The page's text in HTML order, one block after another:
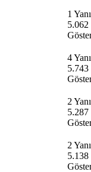
1
5.062
4
5.743
2
5.287
2
5.138